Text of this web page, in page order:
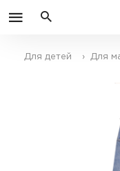
Для детей › Для